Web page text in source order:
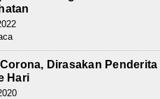
Dirasakan Penderita
Hari